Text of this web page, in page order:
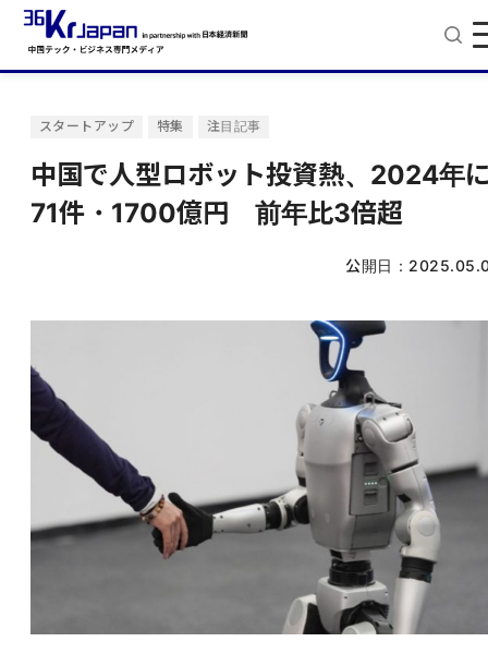
スタートアップ 特集 注目記事
中国で人型ロボット投資熱、2024年
71件・1700億円 前年比3倍超
公開日：